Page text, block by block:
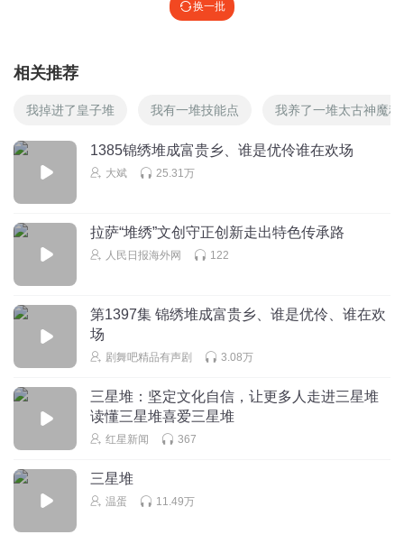
换一批
相关推荐
我掉进了皇子堆 我有一堆技能点 我养了一堆太古神魔种
1385锦绣堆成富贵乡、谁是优伶谁在欢场
大斌 25.31万
拉萨“堆绣”文创守正创新走出特色传承路
人民日报海外网 122
第1397集 锦绣堆成富贵乡、谁是优伶、谁在欢
场
剧舞吧精品有声剧 3.08万
三星堆：坚定文化自信，让更多人走进三星堆
读懂三星堆喜爱三星堆
红星新闻 367
三星堆
温蛋 11.49万